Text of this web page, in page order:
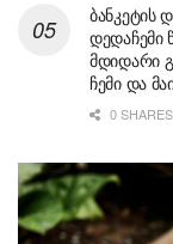
ბანკეტის
დედაჩემი
მდიდარი
ჩემი და
0 SHARES